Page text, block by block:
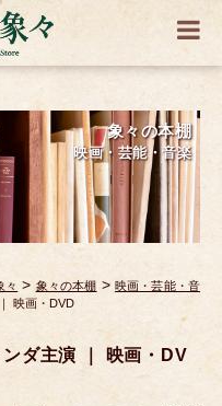
象々の本棚
映画・芸能・音楽
々 > 象々の本棚 > 映画・芸能・音
映画・DVD
ダ主演 ｜ 映画・DV